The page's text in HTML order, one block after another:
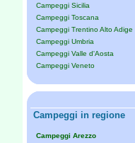
Campeggi Sicilia
Campeggi Toscana
Campeggi Trentino Alto Adige
Campeggi Umbria
Campeggi Valle d'Aosta
Campeggi Veneto
Campeggi in regione
Campeggi Arezzo